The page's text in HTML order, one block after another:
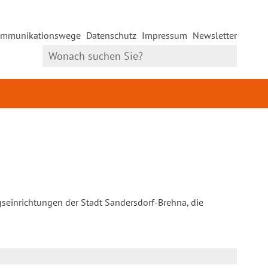
Datenschutz Impressum Newsletter
der Stadt Sandersdorf-Brehna, die